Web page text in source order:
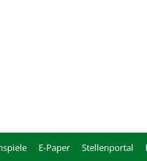
E-Paper Stellenportal